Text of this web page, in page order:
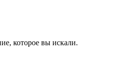
которое вы искали.